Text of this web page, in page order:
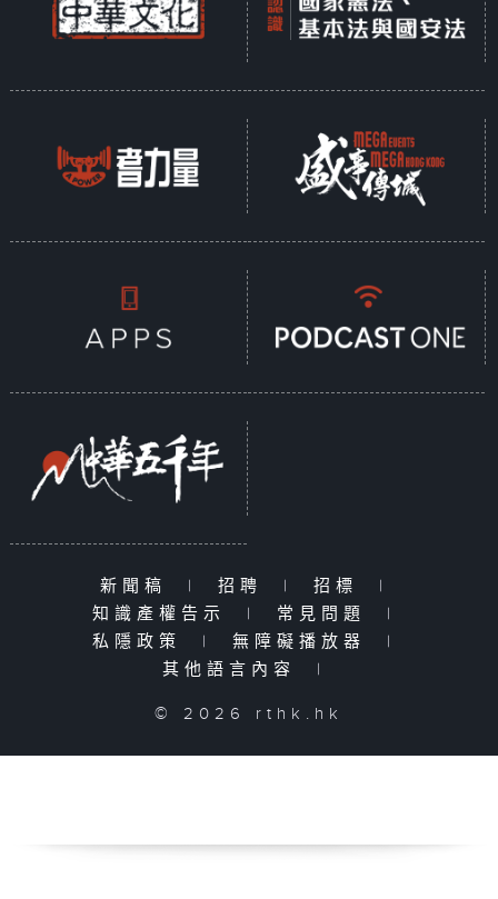
新聞稿 | 招聘 | 招標
|
知識產權告示
| 常見問題
|
私隱政策
| 無障礙播放器
|
其他語言內容
|
© 2026 rthk.hk